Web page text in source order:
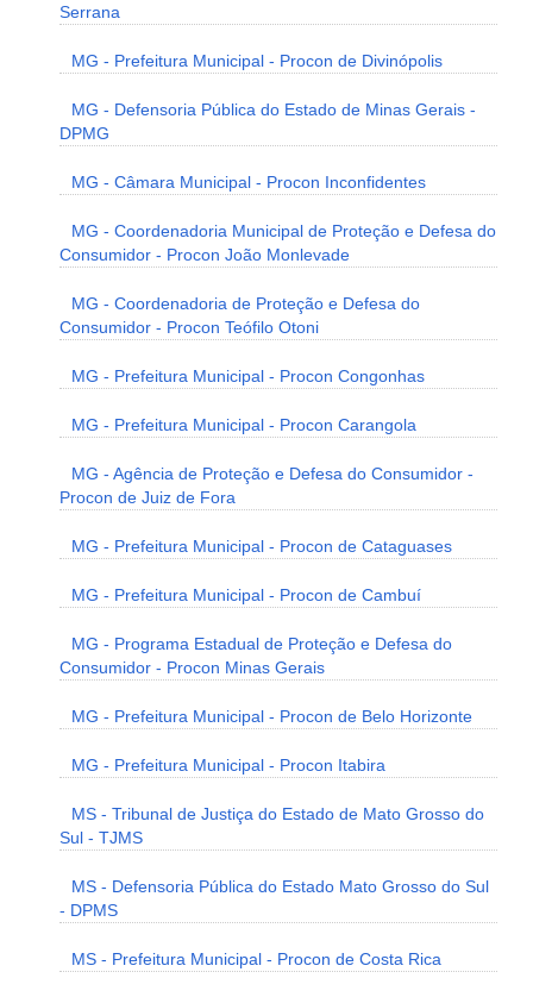
Serrana
MG - Prefeitura Municipal - Procon de Divinópolis
MG - Defensoria Pública do Estado de Minas Gerais -
DPMG
MG - Câmara Municipal - Procon Inconfidentes
MG - Coordenadoria Municipal de Proteção e Defesa do
Consumidor - Procon João Monlevade
MG - Coordenadoria de Proteção e Defesa do
Consumidor - Procon Teófilo Otoni
MG - Prefeitura Municipal - Procon Congonhas
MG - Prefeitura Municipal - Procon Carangola
MG - Agência de Proteção e Defesa do Consumidor -
Procon de Juiz de Fora
MG - Prefeitura Municipal - Procon de Cataguases
MG - Prefeitura Municipal - Procon de Cambuí
MG - Programa Estadual de Proteção e Defesa do
Consumidor - Procon Minas Gerais
MG - Prefeitura Municipal - Procon de Belo Horizonte
MG - Prefeitura Municipal - Procon Itabira
MS - Tribunal de Justiça do Estado de Mato Grosso do
Sul - TJMS
MS - Defensoria Pública do Estado Mato Grosso do Sul
- DPMS
MS - Prefeitura Municipal - Procon de Costa Rica